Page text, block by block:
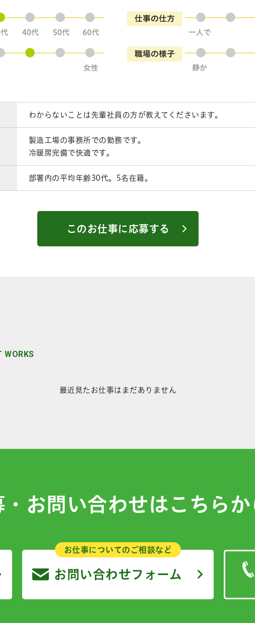
● ● ● ● ●
● ● ● ● ●
わからないことは先輩社員の方が教えてくださいます。
製造工場の事務所での勤務です。
冷暖房完備で快適です。
部署内の平均年齢30代。5名在籍。
このお仕事に応募する
WORKS
最近見たお仕事はまだありません
・お問い合わせはこちらか
お仕事についてのご相談など
お問い合わせフォーム